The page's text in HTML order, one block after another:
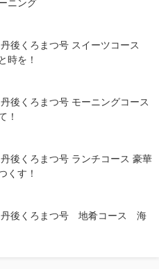
ニング
後くろまつ号 スイーツコース
時を！
後くろまつ号 モーニングコース
！
後くろまつ号 ランチコース 豪華
くす！
丹後くろまつ号 地肴コース 海